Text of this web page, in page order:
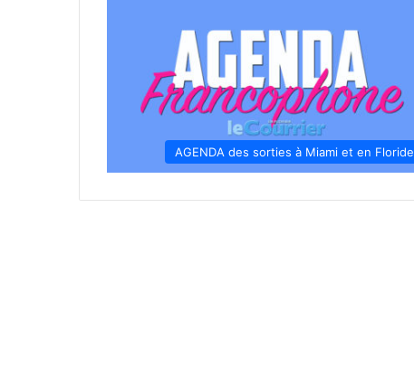
AGENDA des sorties à Miami et en Floride